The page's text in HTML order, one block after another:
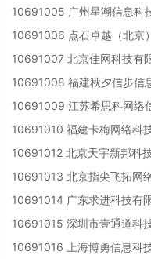
10691005 广州星潮信息科
10691006 点石卓越（北京
10691007 北京佳网科技有
10691008 福建秋夕信步信
10691009 江苏希思科网络
10691010 福建卡梅网络科
10691012 北京天宇新邦科
10691013 北京指尖飞拓网
10691014 广东求进科技有
10691015 深圳市壹通道科
10691016 上海博勇信息科